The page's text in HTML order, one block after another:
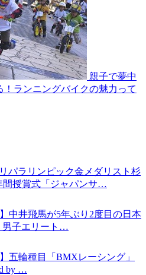
親子で夢中
！ランニングバイクの魅力って
パラリンピック金メダリスト杉
間授賞式「ジャパンサ…
】中井飛馬が5年ぶり2度目の日本
男子エリート…
】五輪種目「BMXレーシング」
by …